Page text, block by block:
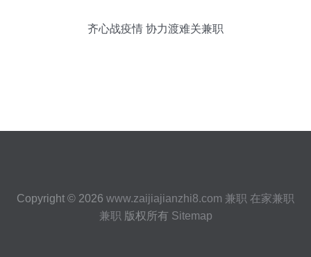
齐心战疫情 协力渡难关兼职
Copyright © 2026 www.zaijiajianzhi8.com 兼职 在家兼职
兼职 版权所有 Sitemap